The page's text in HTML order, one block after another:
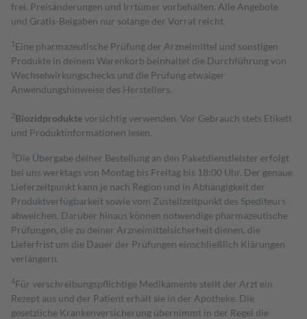
frei. Preisänderungen und Irrtümer vorbehalten. Alle Angebote
und Gratis-Beigaben nur solange der Vorrat reicht.
1 Eine pharmazeutische Prüfung der Arzneimittel und sonstigen
Produkte in deinem Warenkorb beinhaltet die Durchführung von
Wechselwirkungschecks und die Prüfung etwaiger
Anwendungshinweise des Herstellers.
2Biozidproduktevorsichtig verwenden. Vor Gebrauch stets Etikett
und Produktinformationen lesen.
3Die Übergabe deiner Bestellung an den Paketdienstleister erfolgt
bei uns werktags von Montag bis Freitag bis 18:00 Uhr. Der genaue
Lieferzeitpunkt kann je nach Region und in Abhängigkeit der
Produktverfügbarkeit sowie vom Zustellzeitpunkt des Spediteurs
abweichen. Darüber hinaus können notwendige pharmazeutische
Prüfungen, die zu deiner Arzneimittelsicherheit dienen, die
Lieferfrist um die Dauer der Prüfungen einschließlich Klärungen
verlängern.
4Für verschreibungspflichtige Medikamente stellt der Arzt ein
Rezept aus und der Patient erhält sie in der Apotheke. Die
gesetzliche Krankenversicherung übernimmt in der Regel die